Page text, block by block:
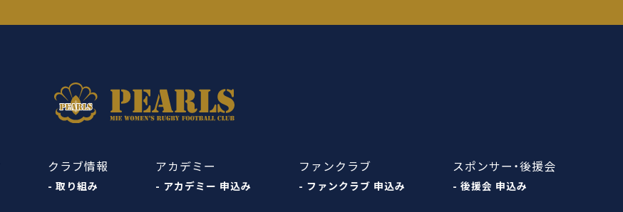
クラブ情報
- 取り組み
アカデミー
- アカデミー 申込み
ファンクラブ
- ファンクラブ 申込み
スポンサー・後援会
- 後援会 申込み